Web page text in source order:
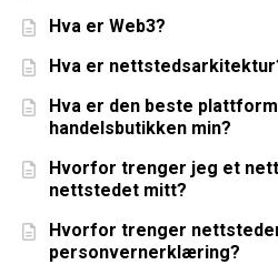
Hva er Web3?
Hva er
Hva er den beste
handelsbutikken min?
Hvorfor trenger jeg et
nettstedet mitt?
Hvorfor trenger
personvernerklæring?